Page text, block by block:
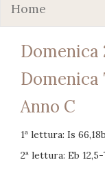
Home
Domenica
Domenica
Anno C
1ª lettura: Is
2ª lettura: Eb 12,5-